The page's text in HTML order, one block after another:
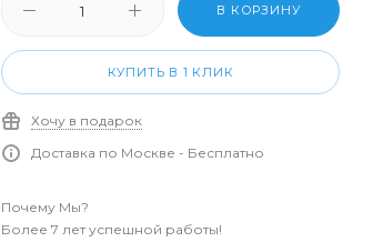
В КОРЗИНУ
КУПИТЬ В 1 КЛИК
Хочу в подарок
Доставка по Москве - Бесплатно
Почему Мы?
Более 7 лет успешной работы!